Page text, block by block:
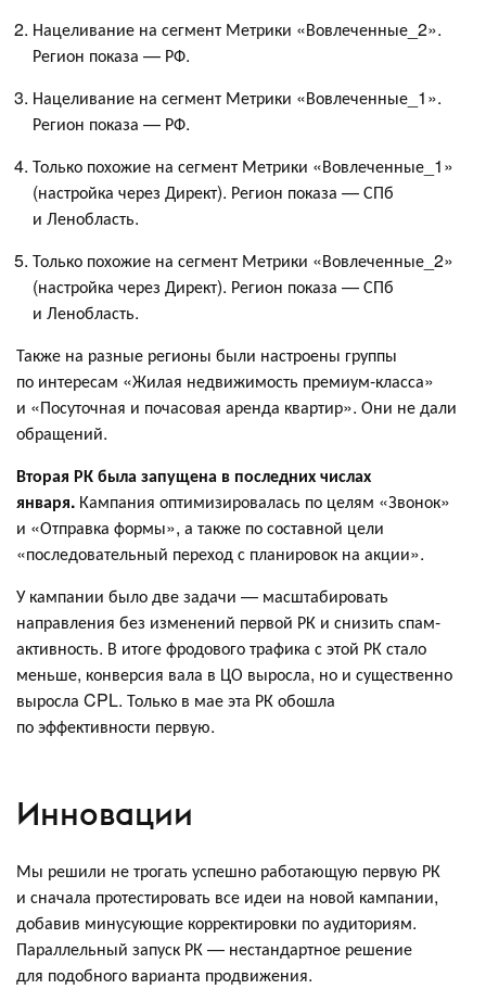
Нацеливание на сегмент Метрики «Вовлеченные_2».
Регион показа — РФ.
Нацеливание на сегмент Метрики «Вовлеченные_1».
Регион показа — РФ.
Только похожие на сегмент Метрики «Вовлеченные_1»
(настройка через Директ). Регион показа — СПб
и Ленобласть.
Только похожие на сегмент Метрики «Вовлеченные_2»
(настройка через Директ). Регион показа — СПб
и Ленобласть.
Также на разные регионы были настроены группы
по интересам «Жилая недвижимость премиум-класса»
и «Посуточная и почасовая аренда квартир». Они не дали
обращений.
Вторая РК была запущена в последних числах
января. Кампания оптимизировалась по целям «Звонок»
и «Отправка формы», а также по составной цели
«последовательный переход с планировок на акции».
У кампании было две задачи — масштабировать
направления без изменений первой РК и снизить спам-
активность. В итоге фродового трафика с этой РК стало
меньше, конверсия вала в ЦО выросла, но и существенно
выросла CPL. Только в мае эта РК обошла
по эффективности первую.
Инновации
Мы решили не трогать успешно работающую первую РК
и сначала протестировать все идеи на новой кампании,
добавив минусующие корректировки по аудиториям.
Параллельный запуск РК — нестандартное решение
для подобного варианта продвижения.